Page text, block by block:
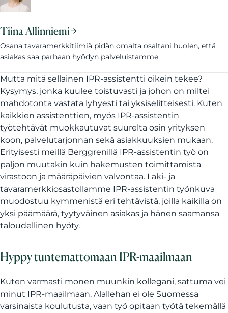
Tiina Allinniemi
Osana tavaramerkkitiimiä pidän omalta osaltani huolen, että
asiakas saa parhaan hyödyn palveluistamme.
Mutta mitä sellainen IPR-assistentti oikein tekee?
Kysymys, jonka kuulee toistuvasti ja johon on miltei
mahdotonta vastata lyhyesti tai yksiselitteisesti. Kuten
kaikkien assistenttien, myös IPR-assistentin
työtehtävät muokkautuvat suurelta osin yrityksen
koon, palvelutarjonnan sekä asiakkuuksien mukaan.
Erityisesti meillä Berggrenillä IPR-assistentin työ on
paljon muutakin kuin hakemusten toimittamista
virastoon ja määräpäivien valvontaa. Laki- ja
tavaramerkkiosastollamme IPR-assistentin työnkuva
muodostuu kymmenistä eri tehtävistä, joilla kaikilla on
yksi päämäärä, tyytyväinen asiakas ja hänen saamansa
taloudellinen hyöty.
Hyppy tuntemattomaan IPR-maailmaan
Kuten varmasti monen muunkin kollegani, sattuma vei
minut IPR-maailmaan. Alallehan ei ole Suomessa
varsinaista koulutusta, vaan työ opitaan työtä tekemällä